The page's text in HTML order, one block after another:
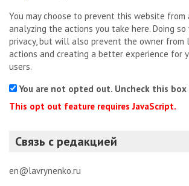
You may choose to prevent this website from
analyzing the actions you take here. Doing
privacy, but will also prevent the owner from
actions and creating a better experience for
users.
You are not opted out. Uncheck this
This opt out feature requires JavaScript.
Связь с редакцией
en@lavrynenko.ru